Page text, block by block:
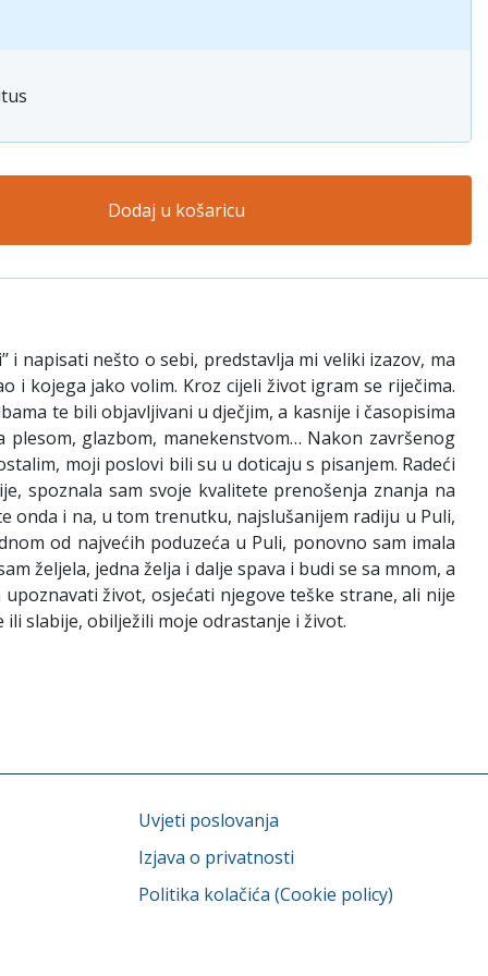
Dodaj u košaricu
i napisati nešto o sebi, predstavlja mi veliki izazov, ma
i kojega jako volim. Kroz cijeli život igram se riječima.
te bili objavljivani u dječjim, a kasnije i časopisima
glazbom, manekenstvom… Nakon završenog
moji poslovi bili su u doticaju s pisanjem. Radeći
spoznala sam svoje kvalitete prenošenja znanja na
onda i na, u tom trenutku, najslušanijem radiju u Puli,
od najvećih poduzeća u Puli, ponovno sam imala
željela, jedna želja i dalje spava i budi se sa mnom, a
život, osjećati njegove teške strane, ali nije
slabije, obilježili moje odrastanje i život.
Uvjeti poslovanja
Izjava o privatnosti
Politika kolačića (Cookie policy)